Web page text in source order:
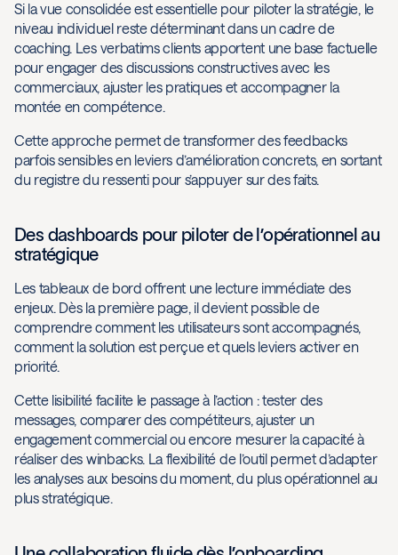
Si la vue consolidée est essentielle pour piloter la stratégie, le
niveau individuel reste déterminant dans un cadre de
coaching. Les verbatims clients apportent une base factuelle
pour engager des discussions constructives avec les
commerciaux, ajuster les pratiques et accompagner la
montée en compétence.
Cette approche permet de transformer des feedbacks
parfois sensibles en leviers d’amélioration concrets, en sortant
du registre du ressenti pour s’appuyer sur des faits.
Des dashboards pour piloter de l’opérationnel au
stratégique
Les tableaux de bord offrent une lecture immédiate des
enjeux. Dès la première page, il devient possible de
comprendre comment les utilisateurs sont accompagnés,
comment la solution est perçue et quels leviers activer en
priorité.
Cette lisibilité facilite le passage à l’action : tester des
messages, comparer des compétiteurs, ajuster un
engagement commercial ou encore mesurer la capacité à
réaliser des winbacks. La flexibilité de l’outil permet d’adapter
les analyses aux besoins du moment, du plus opérationnel au
plus stratégique.